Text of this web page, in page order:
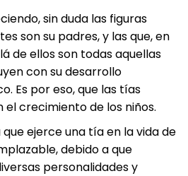
sin duda las figuras
son su padres, y las que, en
de ellos son todas aquellas
con su desarrollo
Es por eso, que las tías
crecimiento de los niños.
ejerce una tía en la vida de
debido a que
personalidades y